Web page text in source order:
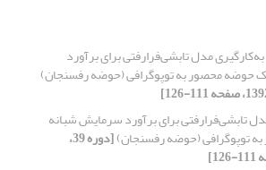
به‌‌کارگیری مدل تابشی‌فرارفتی برای برآورد
حوضه محصور به توپوگرافی (حوضه رفسنجان)
تابشی‌فرارفتی برای برآورد سرمایش شبانه
توپوگرافی (حوضه رفسنجان) [دوره 39،